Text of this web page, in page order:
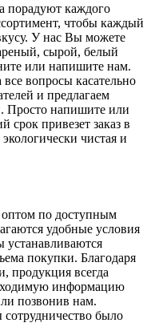
порадуют каждого
чтобы каждый
У нас Вы можете
сырой, белый
или напишите нам.
вопросы касательно
и предлагаем
Просто напишите или
срок привезет заказ в
чистая и
по доступным
удобные условия
устанавливаются
покупки. Благодаря
продукция всегда
информацию
позвонив нам.
было